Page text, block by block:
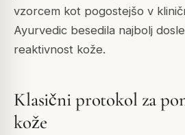
vzorcem kot pogostejšo v
Ayurvedic besedila najbolj
reaktivnost kože.
Klasični protokol za
kože